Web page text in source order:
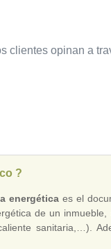
clientes opinan a
?
energéticaes el
de un
sanitaria,…).